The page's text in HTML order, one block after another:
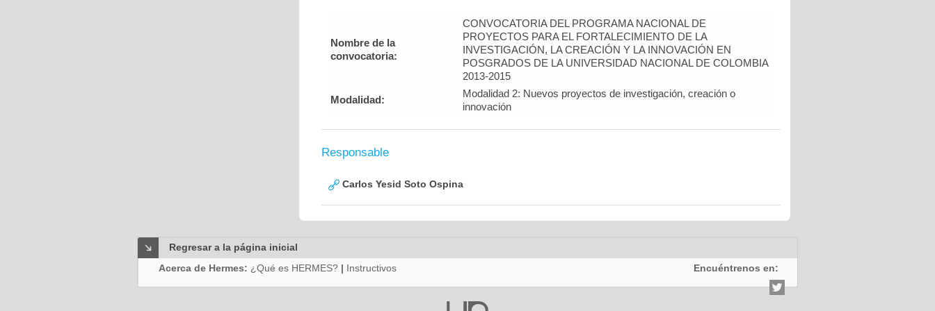
Nombre de la
convocatoria:
CONVOCATORIA DEL PROGRAMA NACIONAL DE
PROYECTOS PARA EL FORTALECIMIENTO DE LA
INVESTIGACIÓN, LA CREACIÓN Y LA INNOVACIÓN EN
POSGRADOS DE LA UNIVERSIDAD NACIONAL DE COLOMBIA
2013-2015
Modalidad:
Modalidad 2: Nuevos proyectos de investigación, creación o
innovación
Responsable
Carlos Yesid Soto Ospina
Regresar a la página inicial
Acerca de Hermes: ¿Qué es HERMES? | Instructivos Encuéntrenos en: